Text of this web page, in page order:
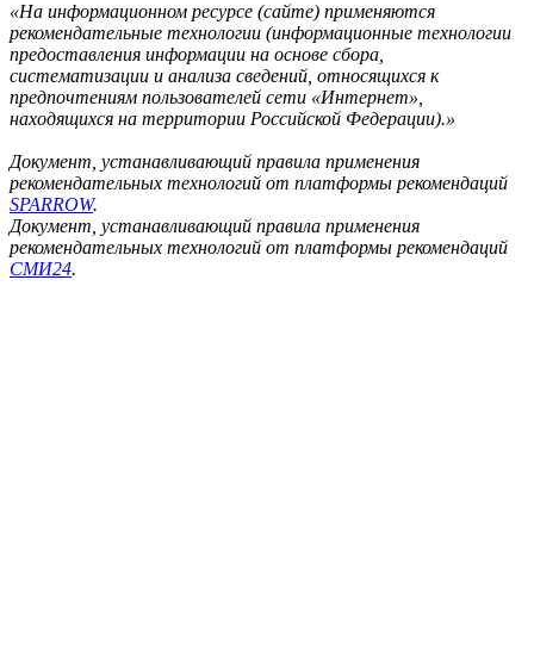
«На информационном ресурсе (сайте) применяются
рекомендательные технологии (информационные технологии
предоставления информации на основе сбора,
систематизации и анализа сведений, относящихся к
предпочтениям пользователей сети «Интернет»,
находящихся на территории Российской Федерации).»
Документ, устанавливающий правила применения
рекомендательных технологий от платформы рекомендаций
SPARROW.
Документ, устанавливающий правила применения
рекомендательных технологий от платформы рекомендаций
СМИ24.